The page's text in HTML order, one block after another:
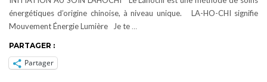
énergétiques d’origine chinoise, à niveau unique. LA-HO-CHI signifie
Mouvement Énergie Lumière Je te …
PARTAGER :
Partager